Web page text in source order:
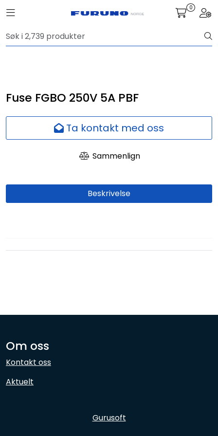
Toggle navigation 0
Fuse FGBO 250V 5A PBF
Ta kontakt med oss
Sammenlign
Beskrivelse
Om oss
Kontakt oss
Aktuelt
Gurusoft
Navigasjon
Fiskeleting
Survey
Skjermer
Ansatte